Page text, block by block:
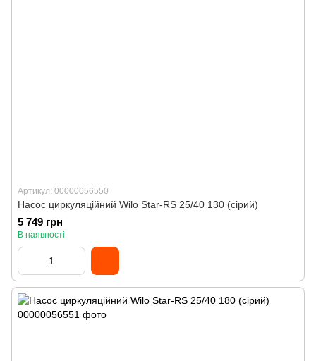
Артикул: 00000056550
Насос циркуляційний Wilo Star-RS 25/40 130 (сірий)
5 749 грн
В наявності